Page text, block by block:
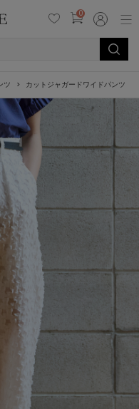
0
ツ カットジャガードワイドパンツ（